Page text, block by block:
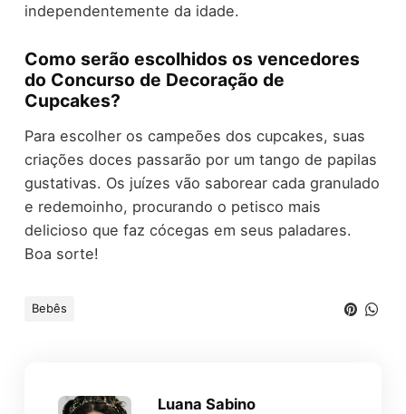
independentemente da idade.
Como serão escolhidos os vencedores
do Concurso de Decoração de
Cupcakes?
Para escolher os campeões dos cupcakes, suas
criações doces passarão por um tango de papilas
gustativas. Os juízes vão saborear cada granulado
e redemoinho, procurando o petisco mais
delicioso que faz cócegas em seus paladares.
Boa sorte!
Bebês
Luana Sabino